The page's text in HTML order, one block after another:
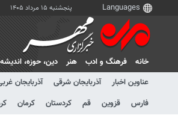
پنجشنبه ۱۵ مرداد ۱۴۰۵
خانه فرهنگ و ادب هنر دين، حوزه، انديشه
عناوین اخبار
آذربایجان شرقی آذربایجان
فارس
قزوین قم کردستان کرمان